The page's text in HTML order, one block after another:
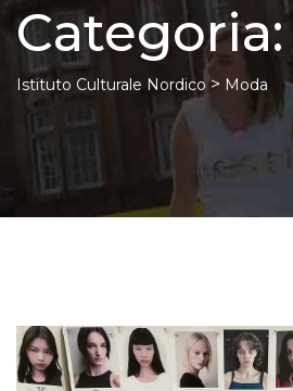
Categoria:
Istituto Culturale Nordico> Moda